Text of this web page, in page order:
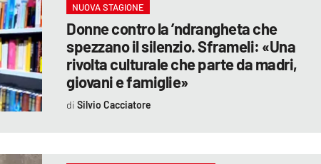
NUOVA STAGIONE
Donne contro la ’ndrangheta che
spezzano il silenzio. Sframeli: «Una
rivolta culturale che parte da madri,
giovani e famiglie»
Silvio Cacciatore